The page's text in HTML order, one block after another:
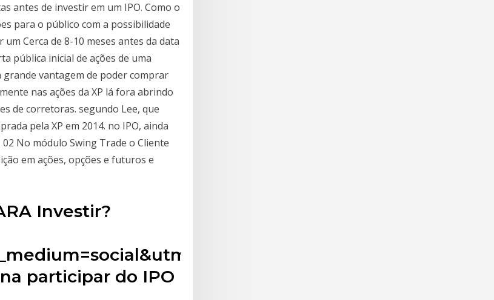
antes de investir em um IPO. Como o
para o público com a possibilidade
Cerca de 8-10 meses antes da data
pública inicial de ações de uma
grande vantagem de poder comprar
nas ações da XP lá fora abrindo
de corretoras. segundo Lee, que
pela XP em 2014. no IPO, ainda
No módulo Swing Trade o Cliente
em ações, opções e futuros e
Investir?
participar do IPO